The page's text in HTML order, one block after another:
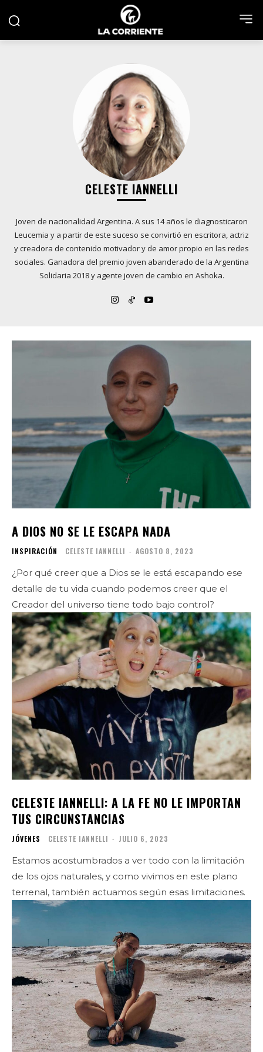
CELESTE IANNELLI
Joven de nacionalidad Argentina. A sus 14 años le diagnosticaron
Leucemia y a partir de este suceso se convirtió en escritora, actriz
y creadora de contenido motivador y de amor propio en las redes
sociales. Ganadora del premio joven abanderado de la Argentina
Solidaria 2018 y agente joven de cambio en Ashoka.
A DIOS NO SE LE ESCAPA NADA
INSPIRACIÓN CELESTE IANNELLI - AGOSTO 8, 2023
¿Por qué creer que a Dios se le está escapando ese
detalle de tu vida cuando podemos creer que el
Creador del universo tiene todo bajo control?
CELESTE IANNELLI: A LA FE NO LE IMPORTAN
TUS CIRCUNSTANCIAS
JÓVENES CELESTE IANNELLI - JULIO 6, 2023
Estamos acostumbrados a ver todo con la limitación
de los ojos naturales, y como vivimos en este plano
terrenal, también actuamos según esas limitaciones.